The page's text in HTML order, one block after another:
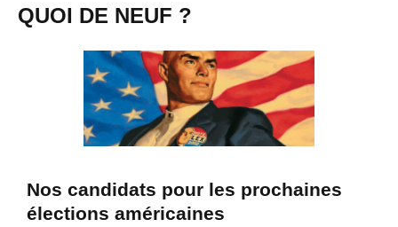
QUOI DE NEUF ?
Nos candidats pour les prochaines
élections américaines